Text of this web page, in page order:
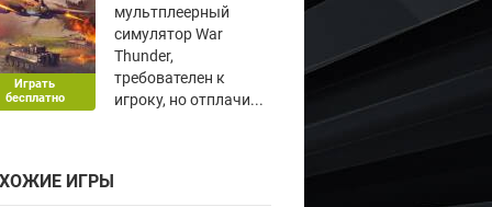
Играть
бесплатно
мультплеерный
симулятор War
Thunder,
требователен к
игроку, но отплачи...
ИГРЫ